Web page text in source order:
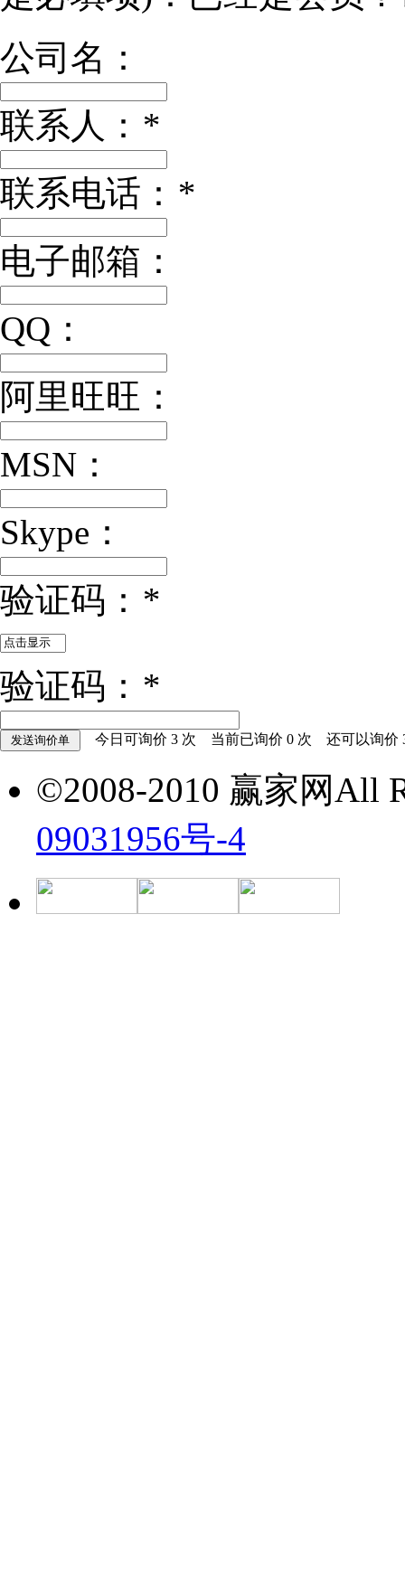
公司名：
联系人： *
联系电话： *
电子邮箱：
QQ：
阿里旺旺：
MSN：
Skype：
验证码： *
验证码： *
今日可询价 3 次 当前已询价 0 次 还可以询价
©2008-2010 赢家网All
09031956号-4